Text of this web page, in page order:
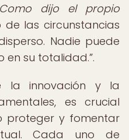
dijo el propio
de las circunstancias
Nadie puede
en su totalidad. .
la innovación y la
es crucial
proteger y fomentar
Cada uno de